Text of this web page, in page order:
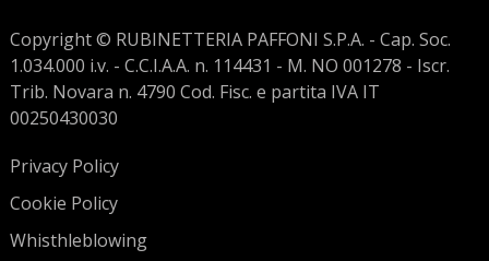
Copyright © RUBINETTERIA PAFFONI S.P.A. - Cap. Soc.
1.034.000 i.v. - C.C.I.A.A. n. 114431 - M. NO 001278 - Iscr.
Trib. Novara n. 4790 Cod. Fisc. e partita IVA IT
00250430030
Privacy Policy
Cookie Policy
Whisthleblowing